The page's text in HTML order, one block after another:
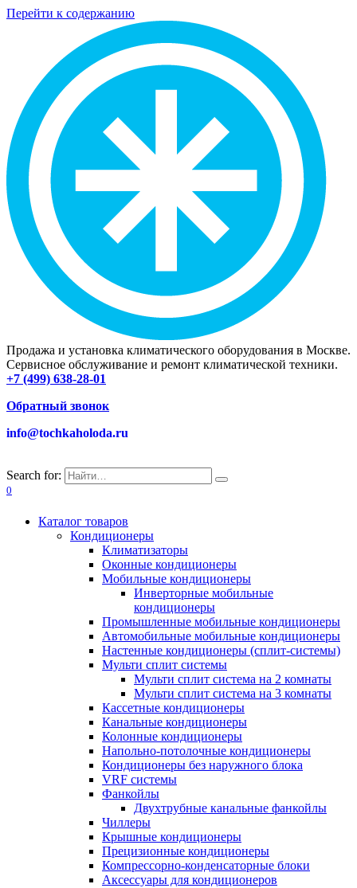
Перейти к содержанию
Продажа и установка климатического оборудования в Москве.
Сервисное обслуживание и ремонт климатической техники.
+7 (499) 638-28-01
Обратный звонок
info@tochkaholoda.ru
Search for:
0
Каталог товаров
Кондиционеры
Климатизаторы
Оконные кондиционеры
Мобильные кондиционеры
Инверторные мобильные
кондиционеры
Промышленные мобильные кондиционеры
Автомобильные мобильные кондиционеры
Настенные кондиционеры (сплит-системы)
Мульти сплит системы
Мульти сплит система на 2 комнаты
Мульти сплит система на 3 комнаты
Кассетные кондиционеры
Канальные кондиционеры
Колонные кондиционеры
Напольно-потолочные кондиционеры
Кондиционеры без наружного блока
VRF системы
Фанкойлы
Двухтрубные канальные фанкойлы
Чиллеры
Крышные кондиционеры
Прецизионные кондиционеры
Компрессорно-конденсаторные блоки
Аксессуары для кондиционеров